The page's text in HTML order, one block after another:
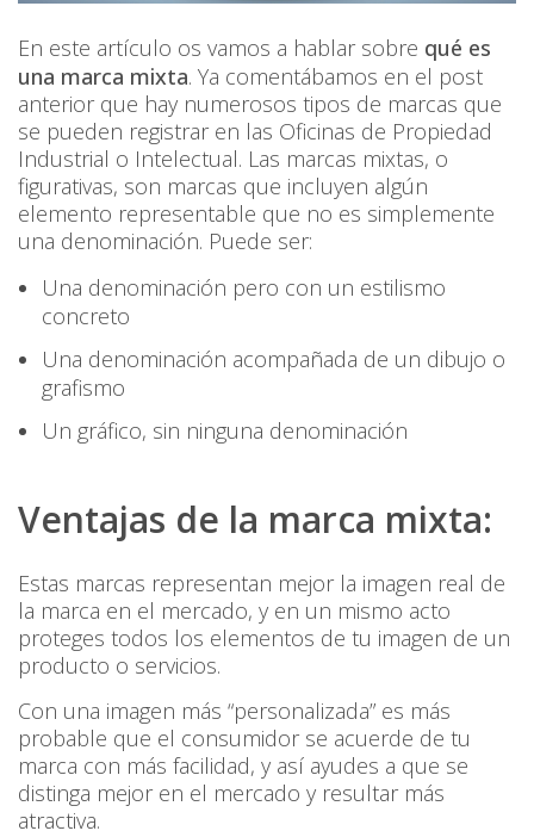
En este artículo os vamos a hablar sobre qué es
una marca mixta. Ya comentábamos en el post
anterior que hay numerosos tipos de marcas que
se pueden registrar en las Oficinas de Propiedad
Industrial o Intelectual. Las marcas mixtas, o
figurativas, son marcas que incluyen algún
elemento representable que no es simplemente
una denominación. Puede ser:
Una denominación pero con un estilismo
concreto
Una denominación acompañada de un dibujo o
grafismo
Un gráfico, sin ninguna denominación
Ventajas de la marca mixta:
Estas marcas representan mejor la imagen real de
la marca en el mercado, y en un mismo acto
proteges todos los elementos de tu imagen de un
producto o servicios.
Con una imagen más “personalizada” es más
probable que el consumidor se acuerde de tu
marca con más facilidad, y así ayudes a que se
distinga mejor en el mercado y resultar más
atractiva.